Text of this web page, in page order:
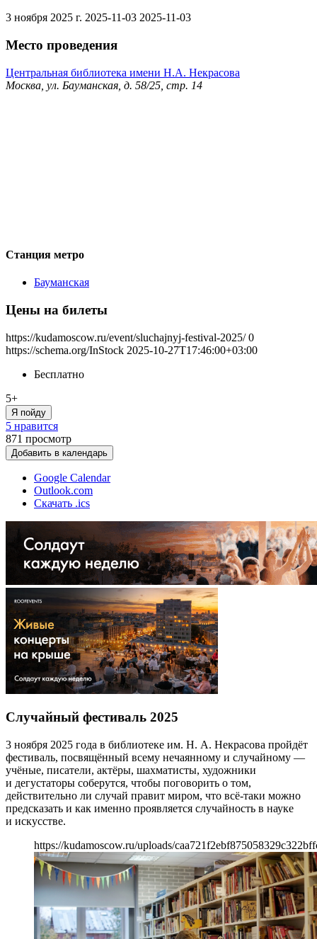
3 ноября 2025 г. 2025-11-03 2025-11-03
Место проведения
Центральная библиотека имени Н.А. Некрасова
Москва, ул. Бауманская, д. 58/25, стр. 14
Станция метро
Бауманская
Цены на билеты
https://kudamoscow.ru/event/sluchajnyj-festival-2025/ 0
https://schema.org/InStock 2025-10-27T17:46:00+03:00
Бесплатно
5+
Я пойду
5 нравится
871 просмотр
Добавить в календарь
Google Calendar
Outlook.com
Скачать .ics
Случайный фестиваль 2025
3 ноября 2025 года в библиотеке им. Н. А. Некрасова пройдёт
фестиваль, посвящённый всему нечаянному и случайному —
учёные, писатели, актёры, шахматисты, художники
и дегустаторы соберутся, чтобы поговорить о том,
действительно ли случай правит миром, что всё-таки можно
предсказать и как именно проявляется случайность в науке
и искусстве.
https://kudamoscow.ru/uploads/